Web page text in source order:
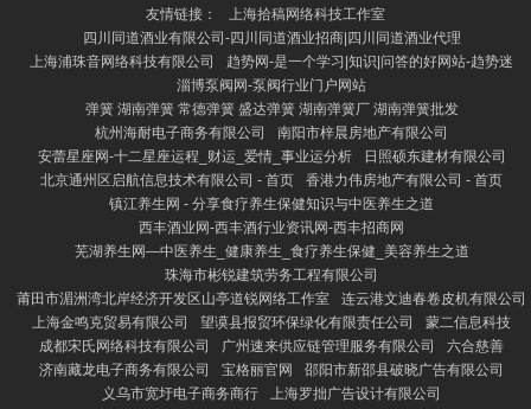
以受接待，除了
友情链接：
上海拾稿网络科技工作室
四川同道酒业有限公司-四川同道酒业招商|四川同道酒业代理
上海浦珠音网络科技有限公司
趋势网-是一个学习|知识|问答的好网站-趋势迷
淄博泵阀网-泵阀行业门户网站
弹簧 湖南弹簧 常德弹簧 盛达弹簧 湖南弹簧厂 湖南弹簧批发
杭州海耐电子商务有限公司
南阳市梓晨房地产有限公司
安蕾星座网-十二星座运程_财运_爱情_事业运分析
日照硕东建材有限公司
北京通州区启航信息技术有限公司 - 首页
香港力伟房地产有限公司 - 首页
镇江养生网 - 分享食疗养生保健知识与中医养生之道
西丰酒业网-西丰酒行业资讯网-西丰招商网
芜湖养生网—中医养生_健康养生_食疗养生保健_美容养生之道
珠海市彬锐建筑劳务工程有限公司
莆田市湄洲湾北岸经济开发区山亭道锐网络工作室
连云港文迪春卷皮机有限公司
上海金鸣克贸易有限公司
望谟县报贸环保绿化有限责任公司
蒙二信息科技
成都宋氏网络科技有限公司
广州速来供应链管理服务有限公司
六合慈善
济南藏龙电子商务有限公司
宝格丽官网
邵阳市新邵县破晓广告有限公司
义乌市宽圩电子商务商行
上海罗拙广告设计有限公司